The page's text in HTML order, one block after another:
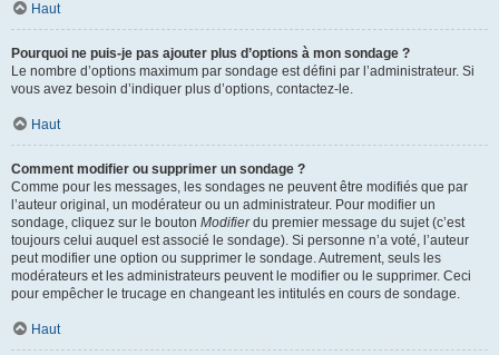
Haut
Pourquoi ne puis-je pas ajouter plus d’options à mon sondage ?
Le nombre d’options maximum par sondage est défini par l’administrateur. Si
vous avez besoin d’indiquer plus d’options, contactez-le.
Haut
Comment modifier ou supprimer un sondage ?
Comme pour les messages, les sondages ne peuvent être modifiés que par
l’auteur original, un modérateur ou un administrateur. Pour modifier un
sondage, cliquez sur le bouton Modifierdu premier message du sujet (c’est
toujours celui auquel est associé le sondage). Si personne n’a voté, l’auteur
peut modifier une option ou supprimer le sondage. Autrement, seuls les
modérateurs et les administrateurs peuvent le modifier ou le supprimer. Ceci
pour empêcher le trucage en changeant les intitulés en cours de sondage.
Haut